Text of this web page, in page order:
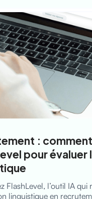
:
pour évaluer
FlashLevel, l’outil IA
linguistique en